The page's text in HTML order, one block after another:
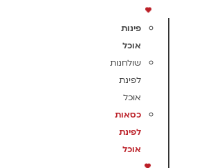
פינות
אוכל
שולחנות
לפינת
אוכל
כסאות
לפינת
אוכל